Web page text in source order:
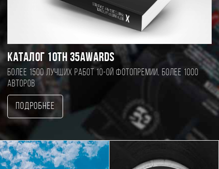
Каталог 10TH 35AWARDS
Более 1500 лучших работ 10-ой фотопремии, более 1000
авторов
Подробнее